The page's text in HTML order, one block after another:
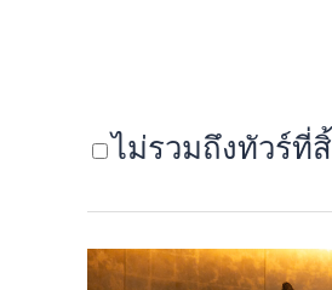
ไม่รวมถึงทัวร์ที่